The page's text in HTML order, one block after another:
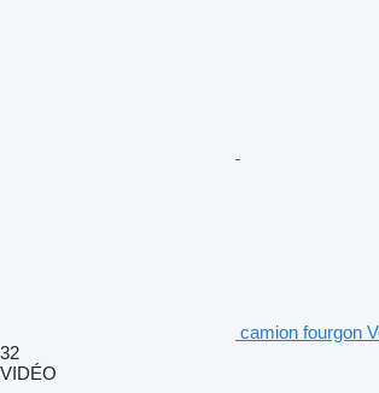
camion fourgon
32
VIDÉO